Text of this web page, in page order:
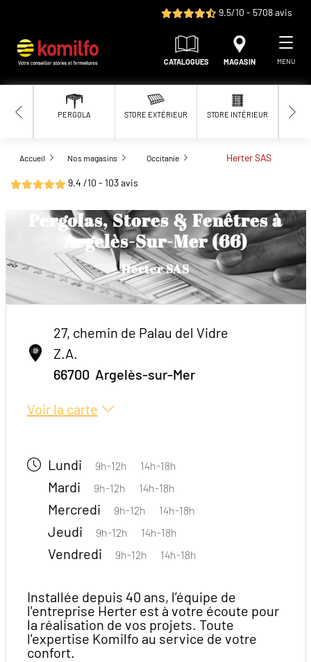
9.5/10 - 5708 avis
CATALOGUES MAGASIN MENU
PERGOLA STORE EXTÉRIEUR STORE INTÉRIEUR
Accueil Nos magasins Occitanie Herter SAS
9.4 /10 - 103 avis
Pergolas, Stores & Fenêtres à
Argelès-Sur-Mer (66)
Herter SAS
27, chemin de Palau del Vidre
Z.A.
66700 Argelès-sur-Mer
Voir la carte
Lundi 9h-12h 14h-18h
Mardi 9h-12h 14h-18h
Mercredi 9h-12h 14h-18h
Jeudi 9h-12h 14h-18h
Vendredi 9h-12h 14h-18h
Installée depuis 40 ans, l’équipe de
l'entreprise Herter est à votre écoute pour
la réalisation de vos projets. Toute
l'expertise Komilfo au service de votre
confort.